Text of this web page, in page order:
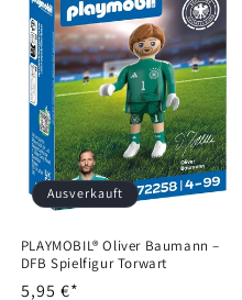
Ausverkauft
PLAYMOBIL® Oliver Baumann –
DFB Spielfigur Torwart
Normaler
5,95 €*